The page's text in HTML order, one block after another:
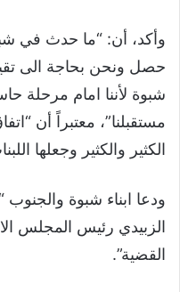
وأكد، أن: “ما حدث في
حصل ونحن بحاجة الى
شبوة لأننا امام مرحلة
مستقبلنا”، معتبراً أن
الكثير والكثير وجعلها
ودعا ابناء شبوة
الزبيدي رئيس المجلس
القضية”.